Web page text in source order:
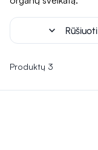
expand_more Rūšiuoti
Produktų 3